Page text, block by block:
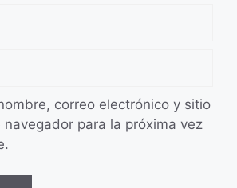
correo electrónico y sitio
para la próxima vez